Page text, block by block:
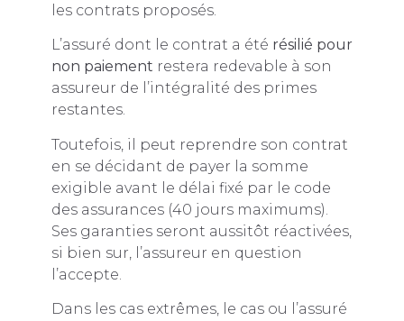
les contrats proposés.
L’assuré dont le contrat a été résilié pour
non paiement restera redevable à son
assureur de l’intégralité des primes
restantes.
Toutefois, il peut reprendre son contrat
en se décidant de payer la somme
exigible avant le délai fixé par le code
des assurances (40 jours maximums).
Ses garanties seront aussitôt réactivées,
si bien sur, l’assureur en question
l’accepte.
Dans les cas extrêmes, le cas ou l’assuré